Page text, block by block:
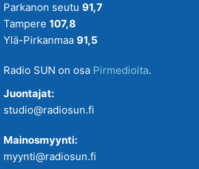
Parkanon seutu 91,7
Tampere 107,8
Ylä-Pirkanmaa 91,5
Radio SUN on osa Pirmedioita.
Juontajat:
studio@radiosun.fi
Mainosmyynti:
myynti@radiosun.fi